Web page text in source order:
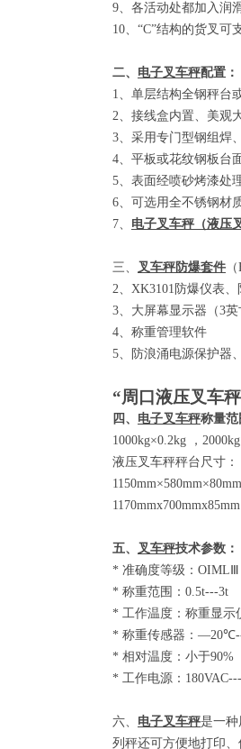
9、 各活动处都加入润
10、 “C”结构的货叉可
二、 电子叉车秤配置：
1、单层结构全钢秤台
2、接线盒内置、美观
3、采用专门型钢组焊
4、平板或花纹钢板台
5、表面经喷砂烤漆处
6、可选用全不锈钢材
7、 电子叉车秤 （液压
三、 叉车秤防爆套件
2、 XK3101 防爆仪表
3、大屏幕显示器 （3英
4、称重管理软件
5、防浪涌电源保护器
“周口液压叉车
四、 电子叉车秤称量范
1000kg×0.2kg
，
液压叉车秤秤台尺寸：
1150mm×580mm×80mm
1170mmx700mmx85mm
五、 叉车秤技术参数 ：
* 准确度等级：
* 称重范围：
* 工作温度：称重显示
* 称重传感器：
* 相对温度：小于
* 工作电源：
六、 电子叉车秤是一
列秤还可方便地打印